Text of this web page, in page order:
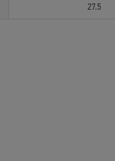
27.5